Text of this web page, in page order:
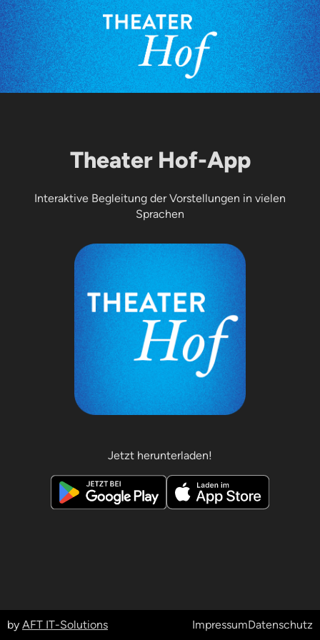
Theater Hof-App
Interaktive Begleitung der Vorstellungen in vielen
Sprachen
Jetzt herunterladen!
by AFT IT-Solutions ImpressumDatenschutz